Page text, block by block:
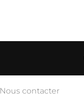
Nous contacter